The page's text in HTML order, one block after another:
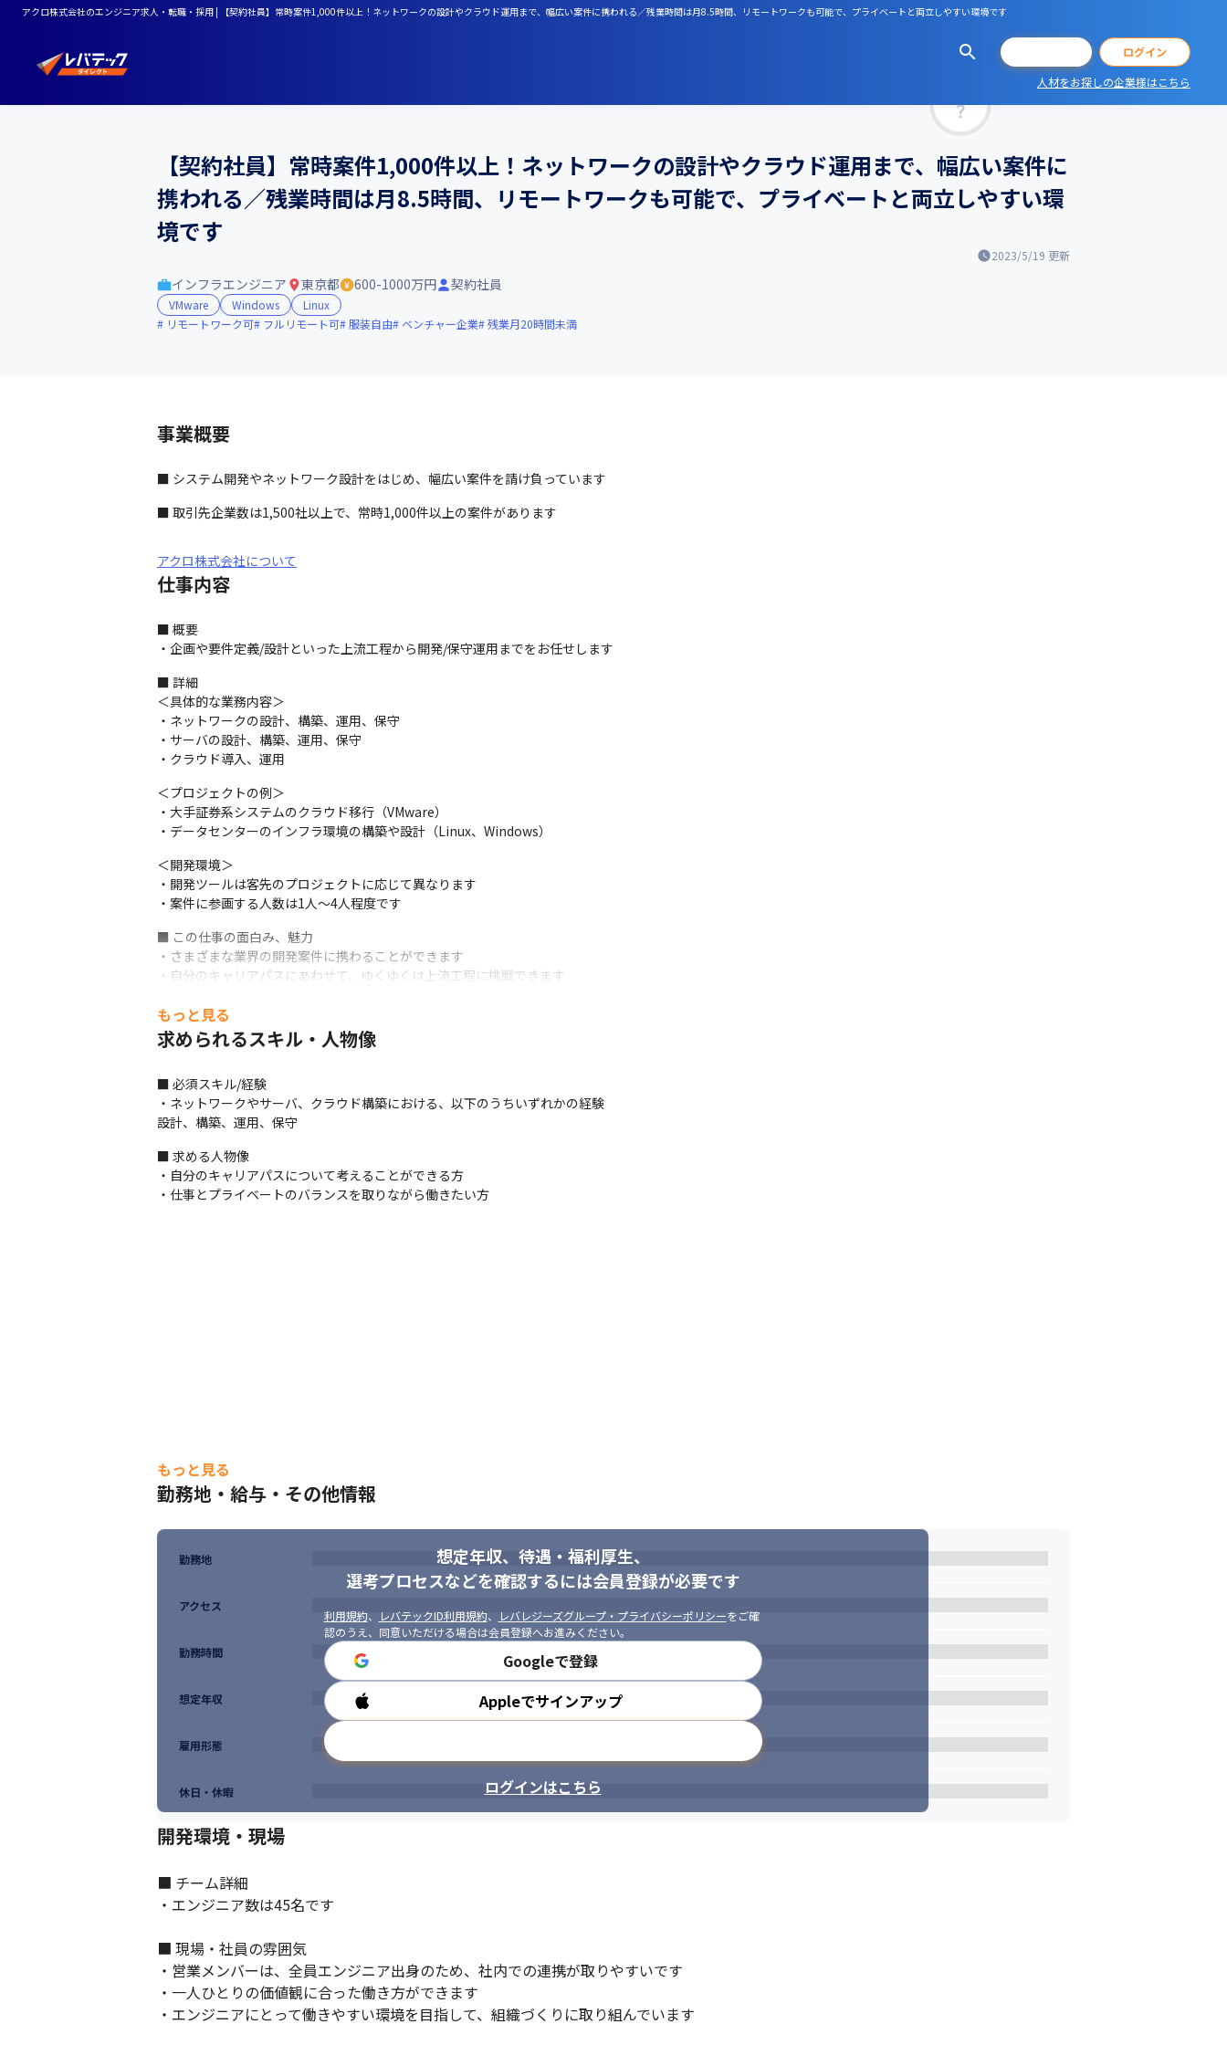
アクロ株式会社のエンジニア求人・転職・採用 | 【契約社員】常時案件1,000件以上！ネットワークの設計やクラウド運用まで、幅広い案件に携われる／残業時間は月8.5時間、リモートワークも可能で、プライベートと両立しやすい環境です
ログイン
人材をお探しの企業様はこちら
【契約社員】常時案件1,000件以上！ネットワークの設計やクラウド運用まで、幅広い案件に
携われる／残業時間は月8.5時間、リモートワークも可能で、プライベートと両立しやすい環
境です
2023/5/19 更新
インフラエンジニア 東京都 600-1000万円 契約社員
VMware Windows
Linux
リモートワーク可
フルリモート可 服装自由 ベンチャー企業 残業月20時間未満
事業概要
■ システム開発やネットワーク設計をはじめ、幅広い案件を請け負っています
■ 取引先企業数は1,500社以上で、常時1,000件以上の案件があります
アクロ株式会社について
仕事内容
■ 概要
・企画や要件定義/設計といった上流工程から開発/保守運用までをお任せします
■ 詳細
＜具体的な業務内容＞
・ネットワークの設計、構築、運用、保守
・サーバの設計、構築、運用、保守
・クラウド導入、運用
＜プロジェクトの例＞
・大手証券系システムのクラウド移行（VMware）
・データセンターのインフラ環境の構築や設計（Linux、Windows）
＜開発環境＞
・開発ツールは客先のプロジェクトに応じて異なります
・案件に参画する人数は1人～4人程度です
■ この仕事の面白み、魅力
・さまざまな業界の開発案件に携わることができます
・自分のキャリアパスにあわせて、ゆくゆくは上流工程に挑戦できます
もっと見る
求められるスキル・人物像
■ 必須スキル/経験
・ネットワークやサーバ、クラウド構築における、以下のうちいずれかの経験
設計、構築、運用、保守
■ 求める人物像
・自分のキャリアパスについて考えることができる方
・仕事とプライベートのバランスを取りながら働きたい方
もっと見る
勤務地・給与・その他情報
想定年収、待遇・福利厚生、
選考プロセスなどを確認するには会員登録が必要です
利用規約、 レバテックID利用規約、 レバレジーズグループ・プライバシーポリシーをご確
認のうえ、同意いただける場合は会員登録へお進みください。
Googleで登録
Appleでサインアップ
ログインはこちら
勤務地
アクセス
勤務時間
想定年収
雇用形態
休日・休暇
開発環境・現場
■ チーム詳細
・エンジニア数は45名です
■ 現場・社員の雰囲気
・営業メンバーは、全員エンジニア出身のため、社内での連携が取りやすいです
・一人ひとりの価値観に合った働き方ができます
・エンジニアにとって働きやすい環境を目指して、組織づくりに取り組んでいます